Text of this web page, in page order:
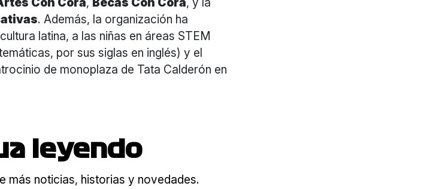
. Además, la organización ha
latina, a las niñas en áreas STEM
por sus siglas en inglés) y el
de monoplaza de Tata Calderón en
leyendo
más noticias, historias y novedades.